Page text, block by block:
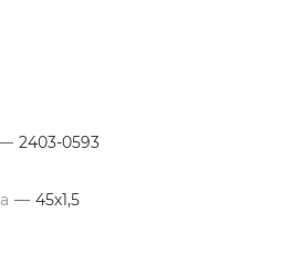
2403-0593
— 45х1,5